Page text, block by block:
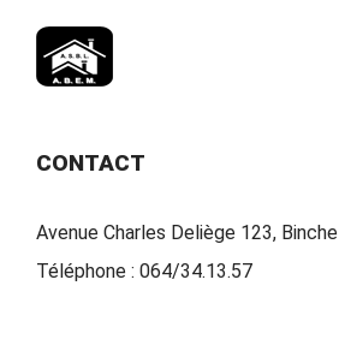
CONTACT
Avenue Charles Deliège 123, Binche
Téléphone : 064/34.13.57